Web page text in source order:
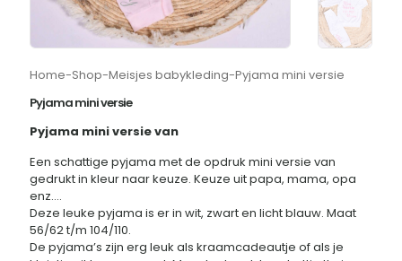
Home-Shop-Meisjes babykleding-Pyjama mini versie
Pyjama mini versie
Pyjama mini versie van
Een schattige pyjama met de opdruk mini versie van
gedrukt in kleur naar keuze. Keuze uit papa, mama, opa
enz….
Deze leuke pyjama is er in wit, zwart en licht blauw. Maat
56/62 t/m 104/110.
De pyjama’s zijn erg leuk als kraamcadeautje of als je